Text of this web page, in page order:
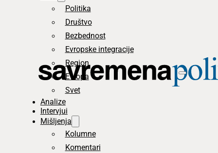
Politika
Društvo
Bezbednost
Evropske integracije
Region
Evropa
Svet
Analize
Intervjui
Mišljenja
Kolumne
Komentari